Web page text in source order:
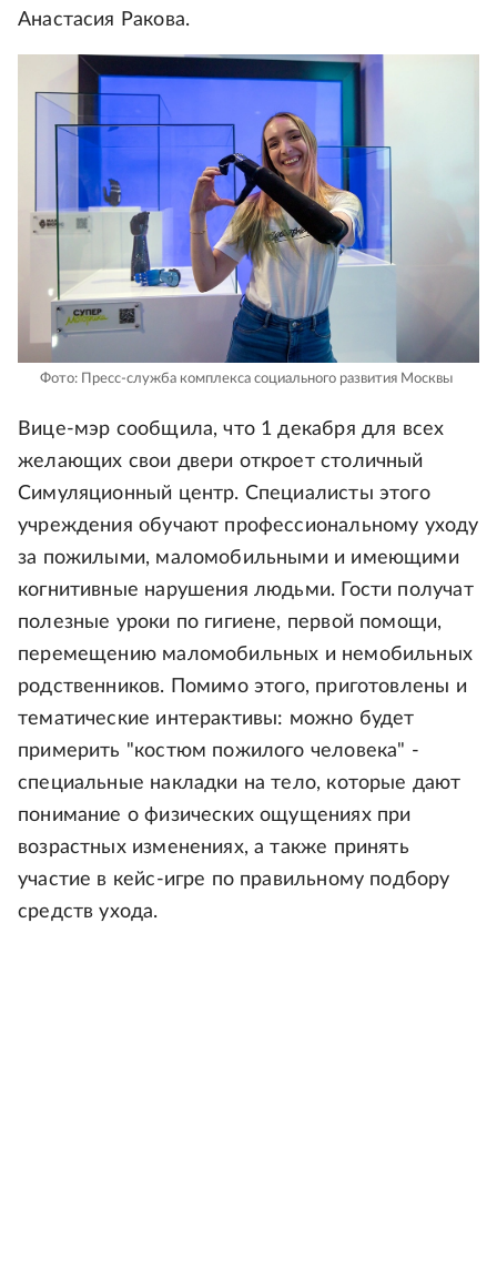
Анастасия Ракова.
Фото: Пресс-служба комплекса социального развития Москвы
Вице-мэр сообщила, что 1 декабря для всех
желающих свои двери откроет столичный
Симуляционный центр. Специалисты этого
учреждения обучают профессиональному уходу
за пожилыми, маломобильными и имеющими
когнитивные нарушения людьми. Гости получат
полезные уроки по гигиене, первой помощи,
перемещению маломобильных и немобильных
родственников. Помимо этого, приготовлены и
тематические интерактивы: можно будет
примерить "костюм пожилого человека" -
специальные накладки на тело, которые дают
понимание о физических ощущениях при
возрастных изменениях, а также принять
участие в кейс-игре по правильному подбору
средств ухода.